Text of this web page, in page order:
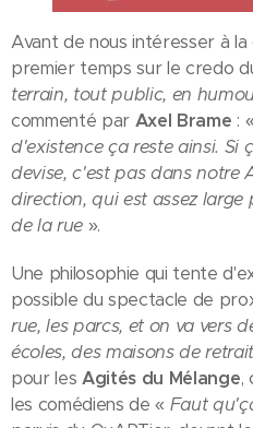
Avant de nous intéresser à
premier temps sur le credo
terrain, tout public, en
commenté par Axel Brame : «
d'existence ça reste ainsi. Si
devise, c'est pas dans notre
direction, qui est assez large
de la rue ».
Une philosophie qui tente
possible du spectacle de
rue, les parcs, et on va vers
écoles, des maisons de
pour lesAgités du Mélange,
les comédiens de « Faut